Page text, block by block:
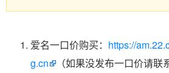
爱名一口价购买： https://
g.cn
（如果没发布一口价请联